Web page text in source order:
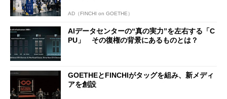
AD（FINCHI on GOETHE）
AIデータセンターの“真の実力”を左右する「C
PU」 その復権の背景にあるものとは？
GOETHEとFINCHIがタッグを組み、新メディ
アを創設